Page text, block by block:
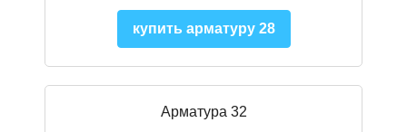
купить арматуру 28
Арматура 32